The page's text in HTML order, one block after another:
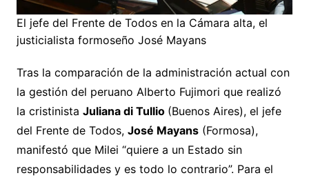
El jefe del Frente de Todos en la Cámara alta, el
justicialista formoseño José Mayans
Tras la comparación de la administración actual con
la gestión del peruano Alberto Fujimori que realizó
la cristinista Juliana di Tullio (Buenos Aires), el jefe
del Frente de Todos, José Mayans(Formosa),
manifestó que Milei “quiere a un Estado sin
responsabilidades y es todo lo contrario”. Para el